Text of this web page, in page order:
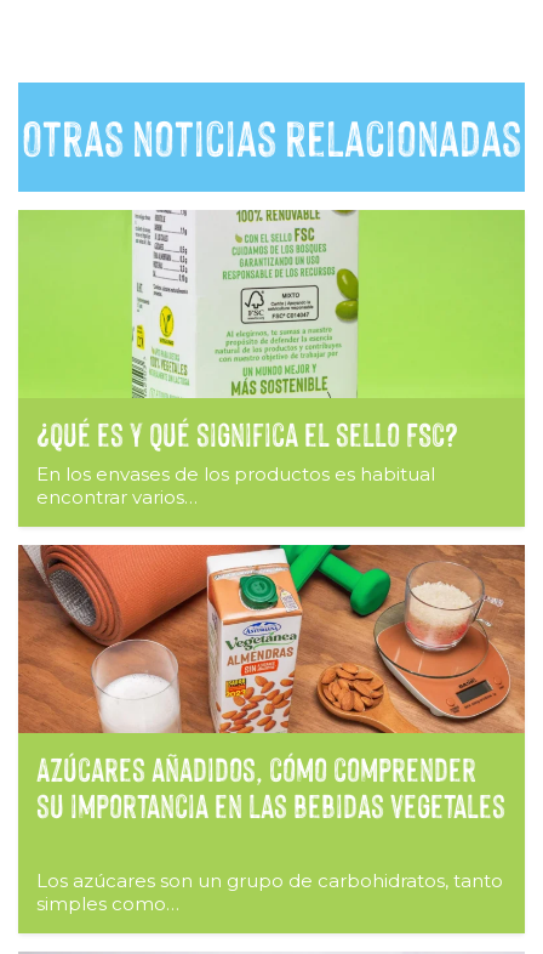
Otras noticias relacionadas
¿Qué es y qué significa el sello FSC?
En los envases de los productos es habitual
encontrar varios…
Azúcares añadidos, cómo comprender
su importancia en las bebidas vegetales
Los azúcares son un grupo de carbohidratos, tanto
simples como…